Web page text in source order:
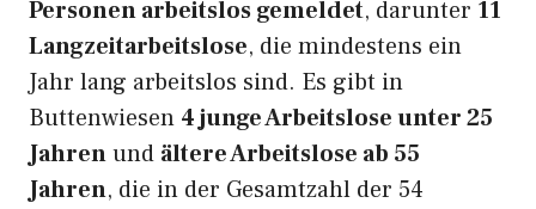
Personen arbeitslos gemeldet, darunter 11
Langzeitarbeitslose, die mindestens ein
Jahr lang arbeitslos sind. Es gibt in
Buttenwiesen 4 junge Arbeitslose unter 25
Jahrenund ältere Arbeitslose ab 55
Jahren, die in der Gesamtzahl der 54